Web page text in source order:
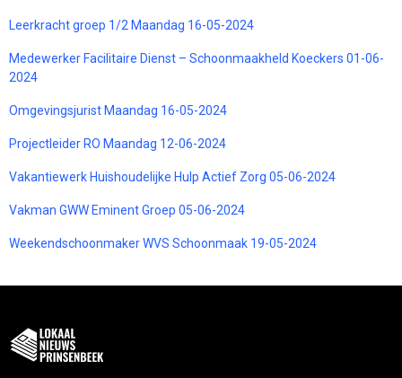
Leerkracht groep 1/2 Maandag 16-05-2024
Medewerker Facilitaire Dienst – Schoonmaakheld Koeckers 01-06-
2024
Omgevingsjurist Maandag 16-05-2024
Projectleider RO Maandag 12-06-2024
Vakantiewerk Huishoudelijke Hulp Actief Zorg 05-06-2024
Vakman GWW Eminent Groep 05-06-2024
Weekendschoonmaker WVS Schoonmaak 19-05-2024